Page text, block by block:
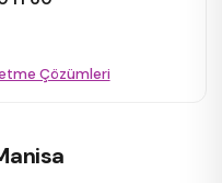
Çözümleri